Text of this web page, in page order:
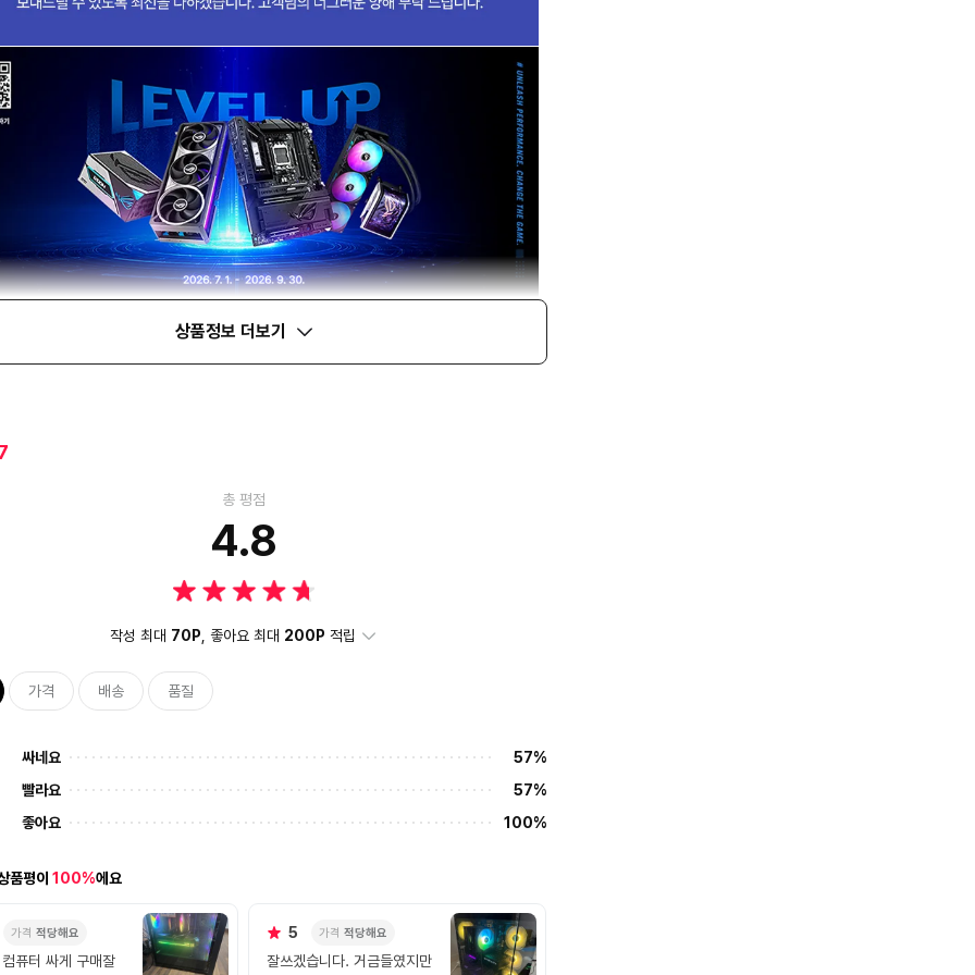
상품정보 더보기
총 평점
4.8
작성 최대 70P , 좋아요 최대 200P 적립
가격 배송 품질
싸네요
57%
빨라요
57%
좋아요
100%
품평이 100%에요
가격 적당해요
퓨터 싸게 구매잘
5 가격 적당해요
잘쓰겠습니다. 거금들였지만